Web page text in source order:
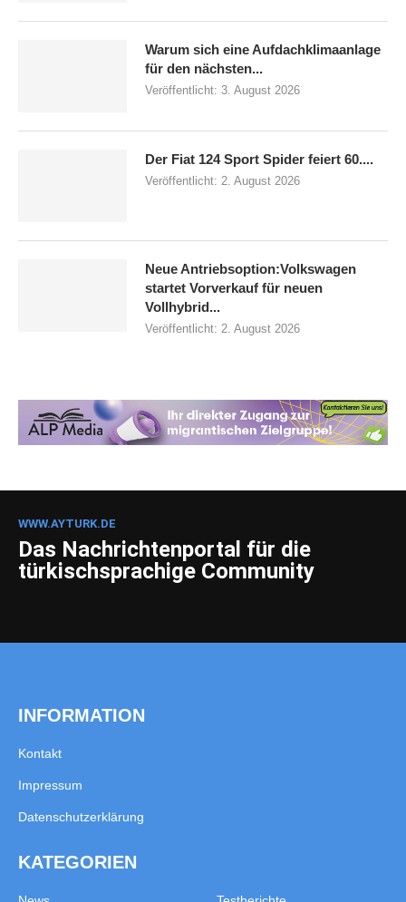
Warum sich eine Aufdachklimaanlage
für den nächsten...
Veröffentlicht: 3. August 2026
Der Fiat 124 Sport Spider feiert 60....
Veröffentlicht: 2. August 2026
Neue Antriebsoption:Volkswagen
startet Vorverkauf für neuen
Vollhybrid...
Veröffentlicht: 2. August 2026
INFORMATION
Kontakt
Impressum
Datenschutzerklärung
KATEGORIEN
WWW.AYTURK.DE
Das Nachrichtenportal für die
türkischsprachige Community